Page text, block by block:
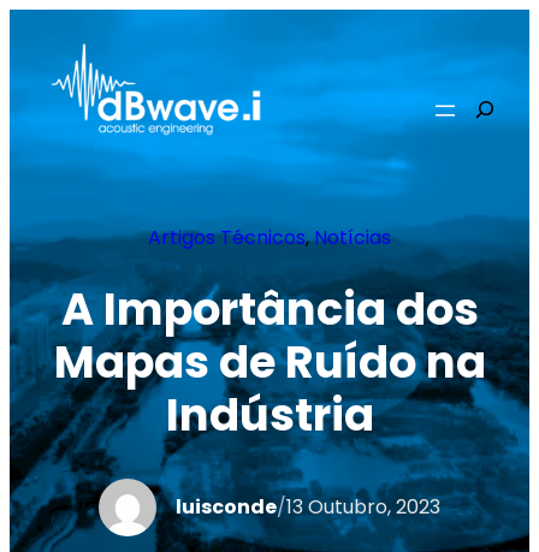
conteúdo
Artigos Técnicos, Notícias
A Importância dos
Mapas de Ruído na
Indústria
luisconde/13 Outubro, 2023